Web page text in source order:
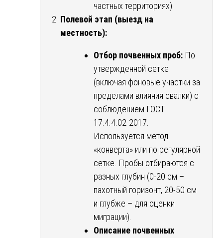
частных территориях).
Полевой этап (выезд на
местность):
Отбор почвенных проб: По
утвержденной сетке
(включая фоновые участки за
пределами влияния свалки) с
соблюдением ГОСТ
17.4.4.02-2017.
Используется метод
«конверта» или по регулярной
сетке. Пробы отбираются с
разных глубин (0-20 см –
пахотный горизонт, 20-50 см
и глубже – для оценки
миграции).
Описание почвенных